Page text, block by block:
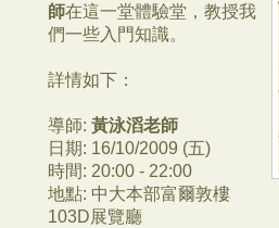
師在這一堂體驗堂， 教授我
們一些入門知識。
詳情如下：
導師: 黃泳滔老師
日期: 16/10/2009 (五)
時間: 20:00 - 22:00
地點: 中大本部富爾敦樓
103D展覽廳